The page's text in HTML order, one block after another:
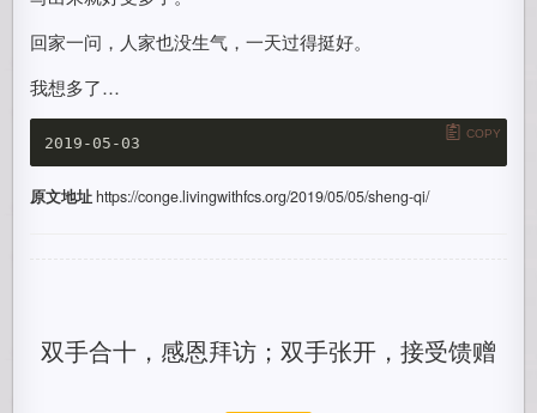
回家一问，人家也没生气，一天过得挺好。
我想多了…
COPY
原文地址https://conge.livingwithfcs.org/2019/05/05/sheng-qi/
双手合十，感恩拜访；双手张开，接受馈赠